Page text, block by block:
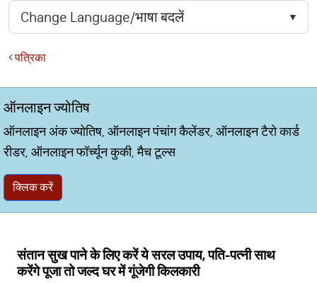
पत्रिका
ऑनलाइन ज्योतिष
ऑनलाइन अंक ज्योतिष, ऑनलाइन पंचांग कैलेंडर, ऑनलाइन टैरो कार्ड
रीडर, ऑनलाइन फॉर्च्यून कुकी, मैच टूल्स
क्लिक करें
संतान सुख पाने के लिए करें ये सरल उपाय, पति-पत्नी साथ
करेंगे पूजा तो जल्द घर में गूंजेगी किलकारी